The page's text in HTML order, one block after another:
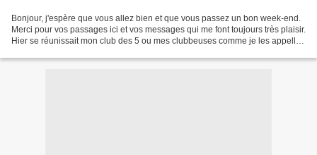
Bonjour, j'espère que vous allez bien et que vous passez un bon week-end.
Merci pour vos passages ici et vos messages qui me font toujours très plaisir.
Hier se réunissait mon club des 5 ou mes clubbeuses comme je les appelle